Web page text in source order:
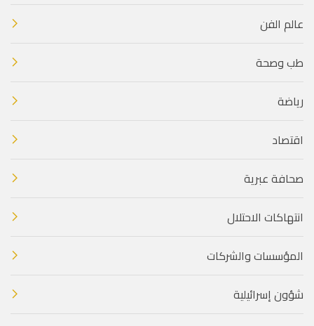
عالم الفن
طب وصحة
رياضة
اقتصاد
صحافة عبرية
انتهاكات الاحتلال
المؤسسات والشركات
شؤون إسرائيلية